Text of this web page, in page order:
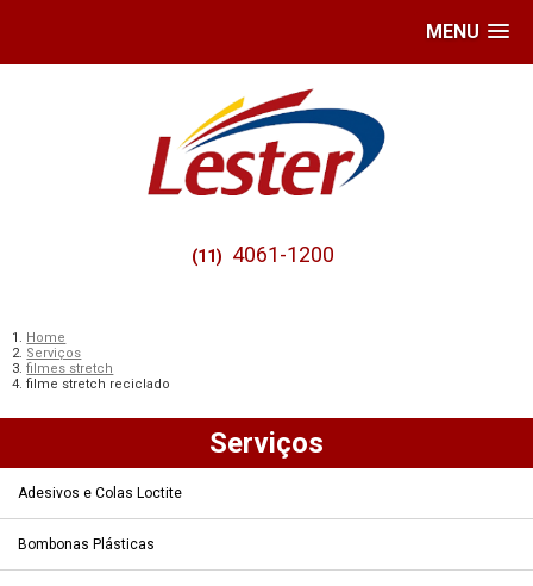
MENU
(11) 4061-1200
Home
Serviços
filmes stretch
filme stretch reciclado
Serviços
Adesivos e Colas Loctite
Bombonas Plásticas